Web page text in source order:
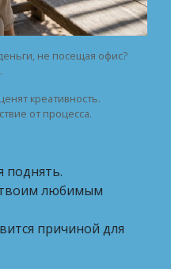
не посещая офис?
креативность.
от процесса.
поднять.
твоим любимым
причиной для